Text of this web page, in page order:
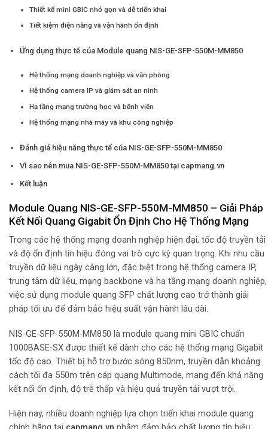
Thiết kế mini GBIC nhỏ gọn và dễ triển khai
Tiết kiệm điện năng và vận hành ổn định
Ứng dụng thực tế của Module quang NIS-GE-SFP-550M-MM850
Hệ thống mạng doanh nghiệp và văn phòng
Hệ thống camera IP và giám sát an ninh
Hạ tầng mạng trường học và bệnh viện
Hệ thống mạng nhà máy và khu công nghiệp
Đánh giá hiệu năng thực tế của NIS-GE-SFP-550M-MM850
Vì sao nên mua NIS-GE-SFP-550M-MM850 tại capmang.vn
Kết luận
Module Quang NIS-GE-SFP-550M-MM850 – Giải Pháp
Kết Nối Quang Gigabit Ổn Định Cho Hệ Thống Mạng
Trong các hệ thống mạng doanh nghiệp hiện đại, tốc độ truyền tải
và độ ổn định tín hiệu đóng vai trò cực kỳ quan trọng. Khi nhu cầu
truyền dữ liệu ngày càng lớn, đặc biệt trong hệ thống camera IP,
trung tâm dữ liệu, mạng backbone và hạ tầng mạng doanh nghiệp,
việc sử dụng module quang SFP chất lượng cao trở thành giải
pháp tối ưu để đảm bảo hiệu suất vận hành lâu dài.
NIS-GE-SFP-550M-MM850 là module quang mini GBIC chuẩn
1000BASE-SX được thiết kế dành cho các hệ thống mạng Gigabit
tốc độ cao. Thiết bị hỗ trợ bước sóng 850nm, truyền dẫn khoảng
cách tối đa 550m trên cáp quang Multimode, mang đến khả năng
kết nối ổn định, độ trễ thấp và hiệu quả truyền tải vượt trội.
Hiện nay, nhiều doanh nghiệp lựa chọn triển khai module quang